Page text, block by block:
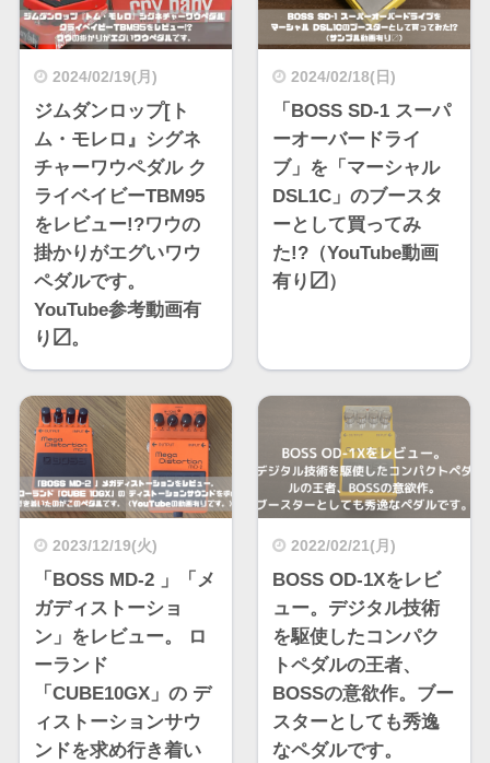
2024/02/19(月)
ジムダンロップ[ト
ム・モレロ』シグネ
チャーワウペダル ク
ライベイビーTBM95
をレビュー!?ワウの
掛かりがエグいワウ
ペダルです。
YouTube参考動画有
り〼。
2024/02/18(日)
「BOSS SD-1 スーパ
ーオーバードライ
ブ」を「マーシャル
DSL1C」のブースタ
ーとして買ってみ
た!?（YouTube動画
有り〼）
2023/12/19(火)
「BOSS MD-2 」「メ
ガディストーショ
ン」をレビュー。 ロ
ーランド
「CUBE10GX」の デ
ィストーションサウ
ンドを求め行き着い
2022/02/21(月)
BOSS OD-1Xをレビ
ュー。デジタル技術
を駆使したコンパク
トペダルの王者、
BOSSの意欲作。ブー
スターとしても秀逸
なペダルです。